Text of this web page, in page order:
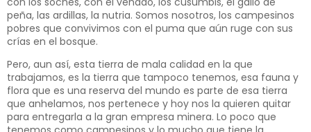
peña, las ardillas, la nutria. Somos nosotros, los campesinos
pobres que convivimos con el puma que aún ruge con sus
crías en el bosque.
Pero, aun así, esta tierra de mala calidad en la que
trabajamos, es la tierra que tampoco tenemos, esa fauna y
flora que es una reserva del mundo es parte de esa tierra
que anhelamos, nos pertenece y hoy nos la quieren quitar
para entregarla a la gran empresa minera. Lo poco que